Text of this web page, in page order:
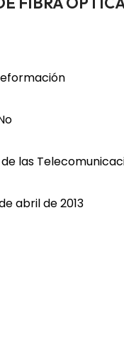
las
abril de 2013